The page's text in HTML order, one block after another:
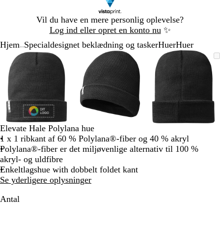
Vil du have en mere personlig oplevelse?
Log ind eller opret en konto nu ✨
1
Hjem Specialdesignet beklædning og taskerHuerHuer
Zoombart
billede
Zoomet
til
minimum
Klik
for
udvide
Brug
tasterne
og
til
at
zoome
og
piletasterne
til
at
panorere
Zoombart
billede
Zoomet
til
minimum
Klik
for
at
udvide
Brug
tasterne
plus
og
minus
til
at
og
piletasterne
at
Zoombart
billede
Zoomet
til
minimum
Klik
for
at
udvide
Brug
tasterne
plus
og
og
Slide
Elevate Hale Polylana hue
1 x 1 ribkant af 60 % Polylana®-fiber og 40 % akryl
Polylana®-fiber er det miljøvenlige alternativ til 100 %
akryl- og uldfibre
Enkeltlagshue with dobbelt foldet kant
Se yderligere oplysninger
Antal